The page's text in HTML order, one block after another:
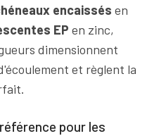
encaissés en
EP en zinc,
dimensionnent
et règlent la
pour les